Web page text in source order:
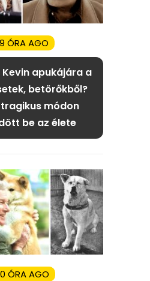
ÓRA AGO
Kevin apukájára a
betörőkből?
módon
be az élete
ÓRA AGO